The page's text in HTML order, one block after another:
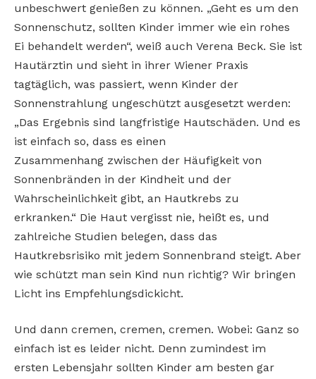
unbeschwert genießen zu können. „Geht es um den
Sonnenschutz, sollten Kinder immer wie ein rohes
Ei behandelt werden“, weiß auch Verena Beck. Sie ist
Hautärztin und sieht in ihrer Wiener Praxis
tagtäglich, was passiert, wenn Kinder der
Sonnenstrahlung ungeschützt ausgesetzt werden:
„Das Ergebnis sind langfristige Hautschäden. Und es
ist einfach so, dass es einen
Zusammenhang zwischen der Häufigkeit von
Sonnenbränden in der Kindheit und der
Wahrscheinlichkeit gibt, an Hautkrebs zu
erkranken.“ Die Haut vergisst nie, heißt es, und
zahlreiche Studien belegen, dass das
Hautkrebsrisiko mit jedem Sonnenbrand steigt. Aber
wie schützt man sein Kind nun richtig? Wir bringen
Licht ins Empfehlungsdickicht.
Und dann cremen, cremen, cremen. Wobei: Ganz so
einfach ist es leider nicht. Denn zumindest im
ersten Lebensjahr sollten Kinder am besten gar